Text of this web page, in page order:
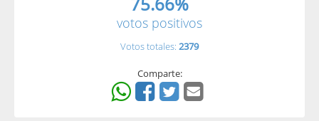
votos positivos
Votos totales: 2379
Comparte: